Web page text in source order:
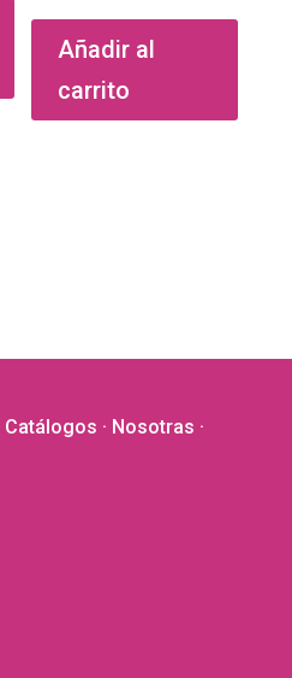
producto
múltiples
página
producto
Añadir al
carrito
Catálogos · Nosotras ·